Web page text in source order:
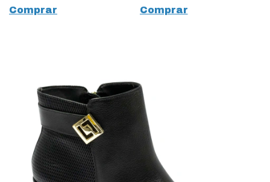
Comprar
Comprar